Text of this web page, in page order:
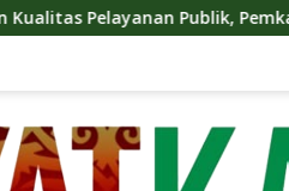
Pemkab Barut Langsungkan